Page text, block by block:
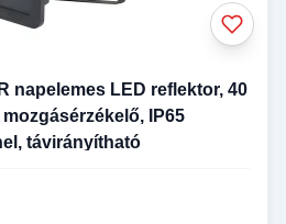
napelemes LED reflektor, 40
IP65
távirányítható